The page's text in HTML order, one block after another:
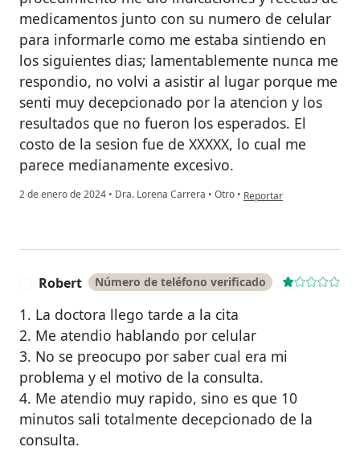
medicamentos junto con su numero de celular
para informarle como me estaba sintiendo en
los siguientes dias; lamentablemente nunca me
respondio, no volvi a asistir al lugar porque me
senti muy decepcionado por la atencion y los
resultados que no fueron los esperados. El
costo de la sesion fue de XXXXX, lo cual me
parece medianamente excesivo.
2 de enero de 2024 • Dra. Lorena Carrera • Otro • en opinión del usuario
Reportar
Robert Número de teléfono verificado
1. La doctora llego tarde a la cita
2. Me atendio hablando por celular
3. No se preocupo por saber cual era mi
problema y el motivo de la consulta.
4. Me atendio muy rapido, sino es que 10
minutos sali totalmente decepcionado de la
consulta.